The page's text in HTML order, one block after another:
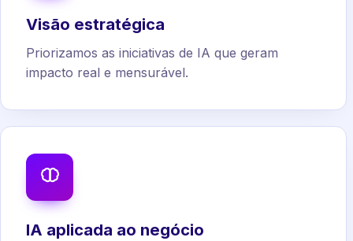
Visão estratégica
Priorizamos as iniciativas de IA que geram
impacto real e mensurável.
IA aplicada ao negócio